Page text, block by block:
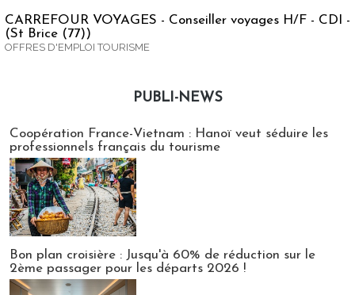
CARREFOUR VOYAGES - Conseiller voyages H/F - CDI -
(St Brice (77))
OFFRES D'EMPLOI TOURISME
PUBLI-NEWS
Coopération France-Vietnam : Hanoï veut séduire les
professionnels français du tourisme
Bon plan croisière : Jusqu'à 60% de réduction sur le
2ème passager pour les départs 2026 !